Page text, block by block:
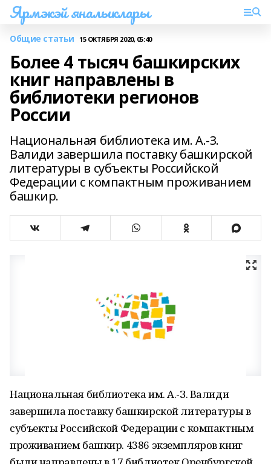
Ярмэкэй яналыклары
Общие статьи 15 ОКТЯБРЯ 2020, 05:40
Более 4 тысяч башкирских
книг направлены в
библиотеки регионов
России
Национальная библиотека им. А.-З.
Валиди завершила поставку башкирской
литературы в субъекты Российской
Федерации с компактным проживанием
башкир.
Национальная библиотека им. А.-З. Валиди
завершила поставку башкирской литературы в
субъекты Российской Федерации с компактным
проживанием башкир. 4386 экземпляров книг